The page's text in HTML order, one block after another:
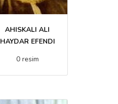
AHISKALI ALI
HAYDAR EFENDI
0 resim